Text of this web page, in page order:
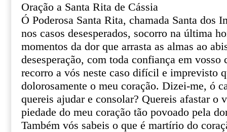
Oração a Santa Rita de Cássia
Ó Poderosa Santa Rita, chamada Santa dos
nos casos desesperados, socorro na última
momentos da dor que arrasta as almas ao
desesperação, com toda confiança em vosso
recorro a vós neste caso difícil e imprevisto
dolorosamente o meu coração. Dizei-me, ó
quereis ajudar e consolar? Quereis afastar o
piedade do meu coração tão povoado pela
Também vós sabeis o que é martírio do